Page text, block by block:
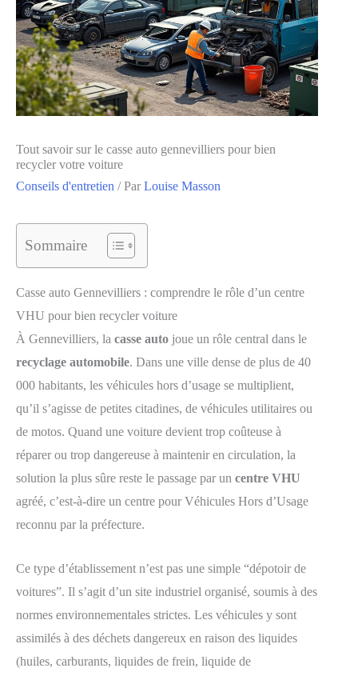
Tout savoir sur le casse auto gennevilliers pour bien
recycler votre voiture
Conseils d'entretien / Par Louise Masson
Sommaire
Casse auto Gennevilliers : comprendre le rôle d’un centre
VHU pour bien recycler voiture
À Gennevilliers, la casse auto joue un rôle central dans le
recyclage automobile. Dans une ville dense de plus de 40
000 habitants, les véhicules hors d’usage se multiplient,
qu’il s’agisse de petites citadines, de véhicules utilitaires ou
de motos. Quand une voiture devient trop coûteuse à
réparer ou trop dangereuse à maintenir en circulation, la
solution la plus sûre reste le passage par un centre VHU
agréé, c’est-à-dire un centre pour Véhicules Hors d’Usage
reconnu par la préfecture.
Ce type d’établissement n’est pas une simple “dépotoir de
voitures”. Il s’agit d’un site industriel organisé, soumis à des
normes environnementales strictes. Les véhicules y sont
assimilés à des déchets dangereux en raison des liquides
(huiles, carburants, liquides de frein, liquide de